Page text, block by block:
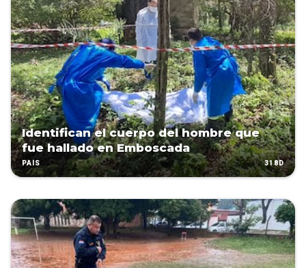
Identifican el cuerpo del hombre que
fue hallado en Emboscada
PAÍS 318D